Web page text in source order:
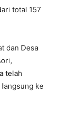
total 157
dan Desa
telah
ke